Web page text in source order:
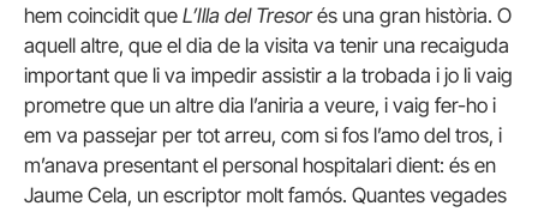
hem coincidit que L’Illa del Tresorés una gran història. O
aquell altre, que el dia de la visita va tenir una recaiguda
important que li va impedir assistir a la trobada i jo li vaig
prometre que un altre dia l’aniria a veure, i vaig fer-ho i
em va passejar per tot arreu, com si fos l’amo del tros, i
m’anava presentant el personal hospitalari dient: és en
Jaume Cela, un escriptor molt famós. Quantes vegades